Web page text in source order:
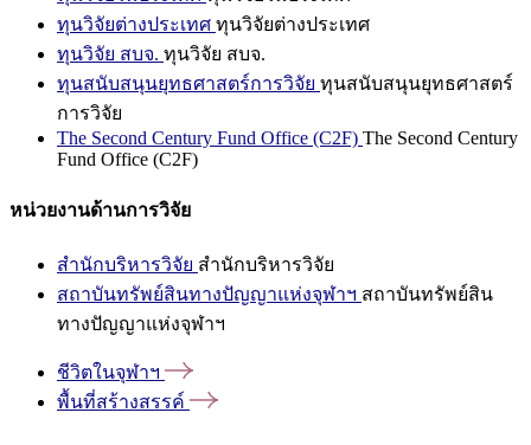
ทุนวิจัยต่างประเทศ ทุนวิจัยต่างประเทศ
ทุนวิจัย สบจ. ทุนวิจัย สบจ.
ทุนสนับสนุนยุทธศาสตร์การวิจัย ทุนสนับสนุนยุทธศาสตร์
การวิจัย
The Second Century Fund Office (C2F) The Second Century
Fund Office (C2F)
หน่วยงานด้านการวิจัย
สำนักบริหารวิจัย สำนักบริหารวิจัย
สถาบันทรัพย์สินทางปัญญาแห่งจุฬาฯ สถาบันทรัพย์สิน
ทางปัญญาแห่งจุฬาฯ
ชีวิตในจุฬาฯ
พื้นที่สร้างสรรค์